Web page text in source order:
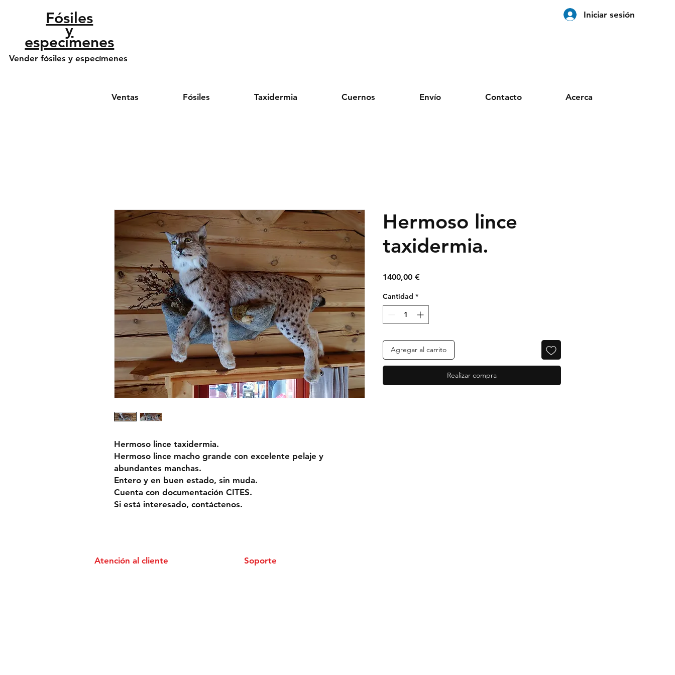
​Fósiles
y
especímenes
Vender fósiles y especímenes
Iniciar sesión
Ventas Fósiles Taxidermia Cuernos Envío Contacto Acerca
Hermoso lince taxidermia.
Hermoso lince macho grande con excelente pelaje y
abundantes manchas.
Entero y en buen estado, sin muda.
Cuenta con documentación CITES.
Si está interesado, contáctenos.
Hermoso lince
taxidermia.
1400,00 €Precio
Cantidad *
Agregar al carrito
Realizar compra
Atención al cliente
Soporte